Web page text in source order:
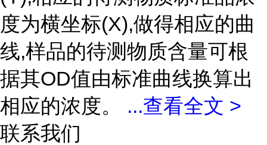
度为横坐标(X),做得相应的曲
线,样品的待测物质含量可根
据其OD值由标准曲线换算出
相应的浓度。 ...查看全文 >
联系我们